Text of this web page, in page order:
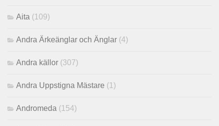
Aita (109)
Andra Ärkeänglar och Änglar (4)
Andra källor (307)
Andra Uppstigna Mästare (1)
Andromeda (154)